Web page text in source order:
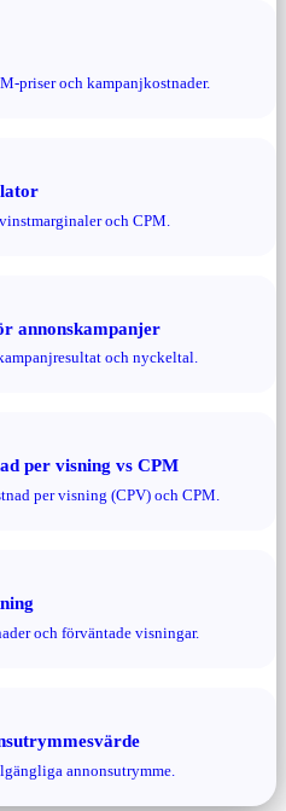
priser och kampanjkostnader.
och CPM.
annonskampanjer
och nyckeltal.
per visning vs CPM
per visning (CPV) och CPM.
och förväntade visningar.
annonsutrymme.